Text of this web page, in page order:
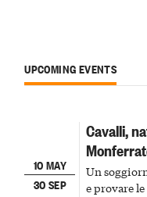
UPCOMING EVENTS
10 MAY
30 SEP
Cavalli,
Un
e provare